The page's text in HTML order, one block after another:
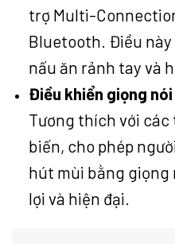
trợ Multi-
Bluetooth. Điều
nấu ăn rảnh tay và
Điều khiển giọng
Tương thích với các
biến, cho phép
hút mùi bằng giọng
lợi và hiện đại.